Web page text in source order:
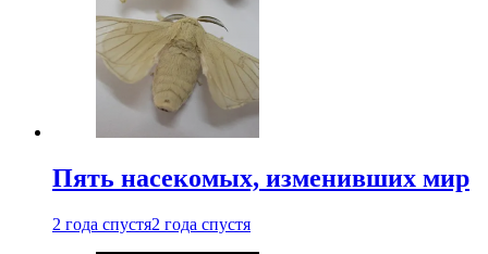
Пять насекомых, изменивших мир
2 года спустя2 года спустя